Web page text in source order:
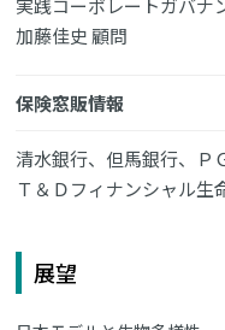
実践コーポレートガバナ
加藤佳史 顧問
保険窓販情報
清水銀行、但馬銀行、Ｐ
Ｔ＆Ｄフィナンシャル生
展望